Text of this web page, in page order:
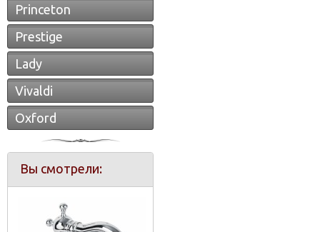
Princeton
Prestige
Lady
Vivaldi
Oxford
Вы смотрели: